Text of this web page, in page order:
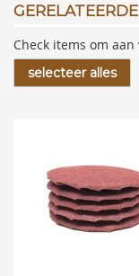
Check items om
selecteer alles